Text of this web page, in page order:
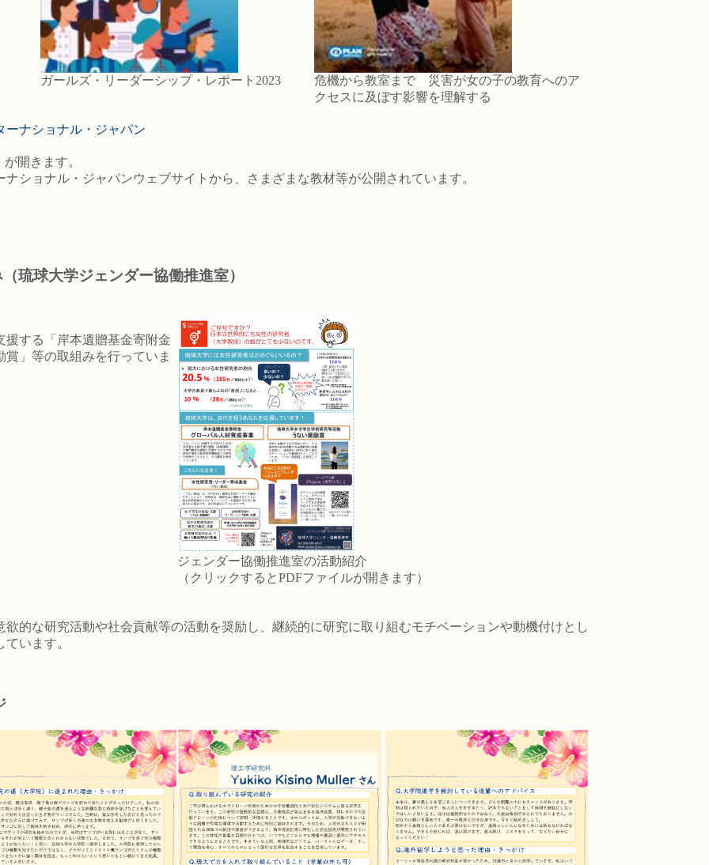
ガールズ・リーダーシップ・レポート2023
危機から教室まで 災害が女の子の教育へのア
クセスに及ぼす影響を理解する
ーナショナル・ジャパン
開きます。
ショナル・ジャパンウェブサイトから、さまざまな教材等が公開されています。
琉球大学ジェンダー協働推進室）
する「岸本遺贈基金寄附金
」等の取組みを行っていま
ジェンダー協働推進室の活動紹介
（クリックするとPDFファイルが開きます）
的な研究活動や社会貢献等の活動を奨励し、継続的に研究に取り組むモチベーションや動機付けとし
います。